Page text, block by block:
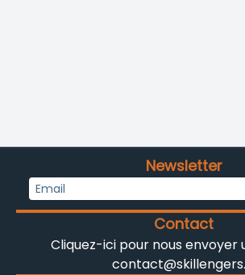
Contact
Cliquez-ici pour nous envoyer
Newsletter